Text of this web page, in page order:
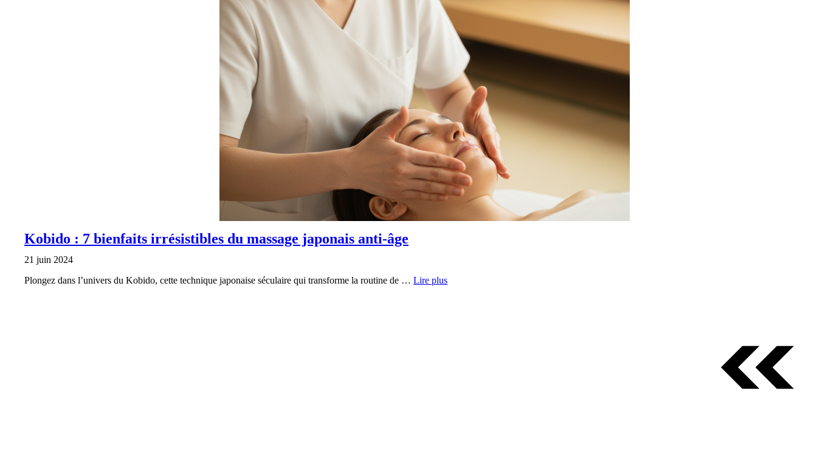
Kobido : 7 bienfaits irrésistibles du massage japonais anti-âge
21 juin 2024
Plongez dans l’univers du Kobido, cette technique japonaise séculaire qui transforme la routine de … Lire plus